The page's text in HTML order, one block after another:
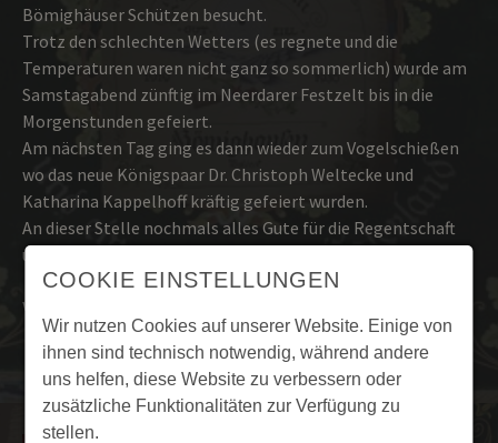
Bömighäuser Schützen besucht.
Trotz den schlechten Wetters (es regnete und die
Temperaturen waren nicht ganz so sommerlich) wurde am
Samstagabend zünftig im Neerdarer Festzelt bis in die
Morgenstunden gefeiert.
Am nächsten Tag ging es dann wieder zum Vogelschießen
wo das neue Königspaar Dr. Christoph Weltecke und
Katharina Kappelhoff kräftig gefeiert wurden.
An dieser Stelle nochmals alles Gute für die Regentschaft
und auf weiterhin gute Nachbarschaft. /Ück.
weiter
COOKIE EINSTELLUNGEN
Wir nutzen Cookies auf unserer Website. Einige von
ihnen sind technisch notwendig, während andere
uns helfen, diese Website zu verbessern oder
zusätzliche Funktionalitäten zur Verfügung zu
stellen.